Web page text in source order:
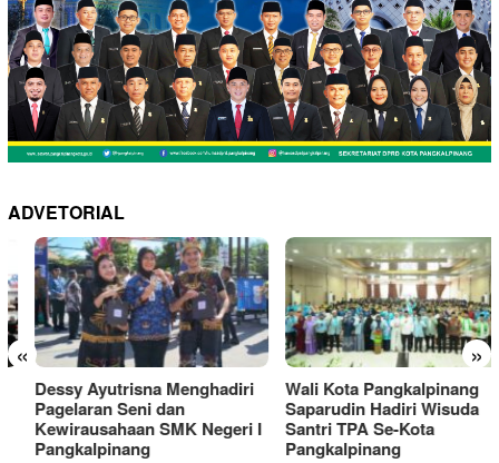
ADVETORIAL
« »
Dessy Ayutrisna Menghadiri
Pagelaran Seni dan
Kewirausahaan SMK Negeri I
Pangkalpinang
Wali Kota Pangkalpinang
Saparudin Hadiri Wisuda
Santri TPA Se-Kota
Pangkalpinang